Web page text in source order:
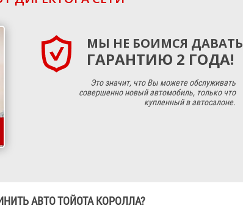
МЫ НЕ БОИМСЯ ДАВАТЬ
ГАРАНТИЮ 2 ГОДА!
Это значит, что Вы можете обслуживать
совершенно новый автомобиль, только что
купленный в автосалоне.
АВТО ТОЙОТА КОРОЛЛА?